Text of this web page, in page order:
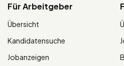
Für Arbeitgeber
Übersicht
Kandidatensuche
Jobanzeigen